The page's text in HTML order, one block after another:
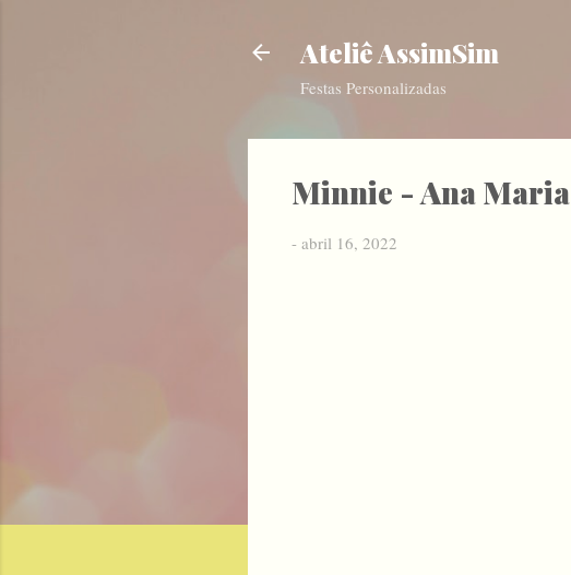
Ateliê AssimSim
Festas Personalizadas
Minnie - Ana Maria
- abril 16, 2022